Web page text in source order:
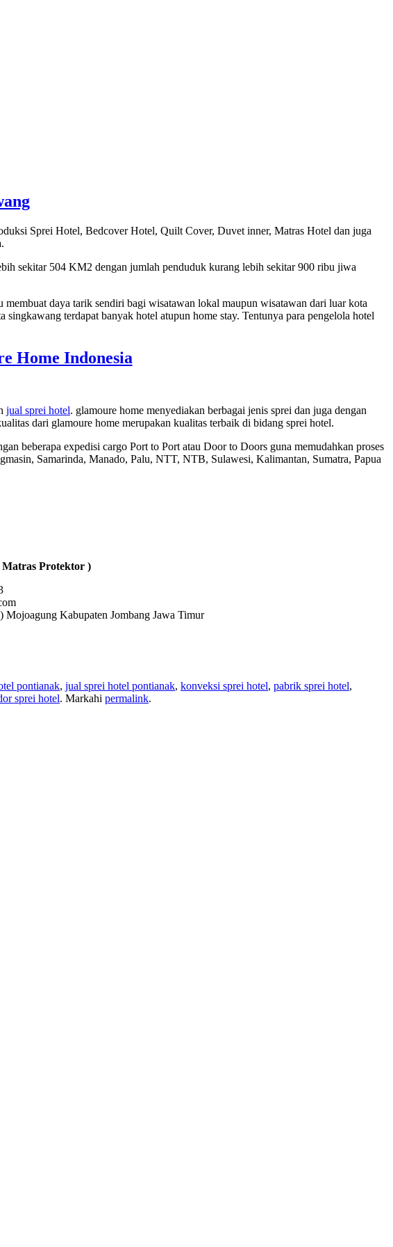
Sprei Hotel, Bedcover Hotel, Quilt Cover, Duvet inner, Matras Hotel dan juga
sekitar 504 KM2 dengan jumlah penduduk kurang lebih sekitar 900 ribu jiwa
daya tarik sendiri bagi wisatawan lokal maupun wisatawan dari luar kota
terdapat banyak hotel atupun home stay. Tentunya para pengelola hotel
Home Indonesia
jual sprei hotel. glamoure home menyediakan berbagai jenis sprei dan juga dengan
dari glamoure home merupakan kualitas terbaik di bidang sprei hotel.
beberapa expedisi cargo Port to Port atau Door to Doors guna memudahkan proses
Samarinda, Manado, Palu, NTT, NTB, Sulawesi, Kalimantan, Sumatra, Papua
Protektor )
Kabupaten Jombang Jawa Timur
pontianak, jual sprei hotel pontianak, konveksi sprei hotel, pabrik sprei hotel,
sprei hotel. Markahi permalink.